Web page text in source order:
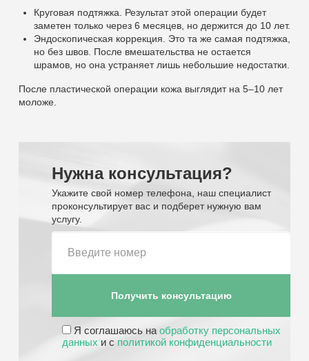
Круговая подтяжка. Результат этой операции будет
заметен только через 6 месяцев, но держится до 10 лет.
Эндоскопическая коррекция. Это та же самая подтяжка,
но без швов. После вмешательства не остается
шрамов, но она устраняет лишь небольшие недостатки.
После пластической операции кожа выглядит на 5–10 лет
моложе.
Нужна консультация?
Укажите свой номер телефона, наш специалист
проконсультирует вас и подберет нужную вам
услугу.
Я соглашаюсь на обработку персональных
данных и с политикой конфиденциальности